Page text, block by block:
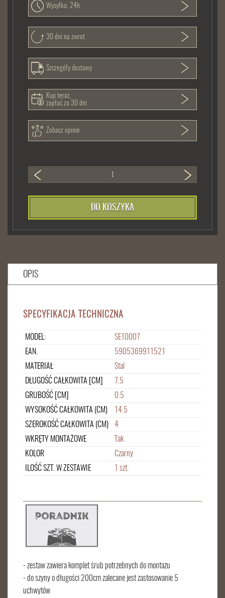
Wysyłka: 24h
30 dni na zwrot
Szczegóły dostawy
Kup teraz,
zapłać za 30 dni
Zobacz opinie
DO KOSZYKA
OPIS
SPECYFIKACJA TECHNICZNA
MODEL:
SE10007
EAN.
5905369911521
MATERIAŁ
Stal
DŁUGOŚĆ CAŁKOWITA [CM]
7.5
GRUBOŚĆ [CM]
0.5
WYSOKOŚĆ CAŁKOWITA (CM)
14.5
SZEROKOŚĆ CAŁKOWITA (CM)
4
WKRĘTY MONTAŻOWE
Tak
KOLOR
Czarny
ILOŚĆ SZT. W ZESTAWIE
1 szt.
- zestaw zawiera komplet śrub potrzebnych do montażu
- do szyny o długości 200cm zalecane jest zastosowanie 5
uchwytów